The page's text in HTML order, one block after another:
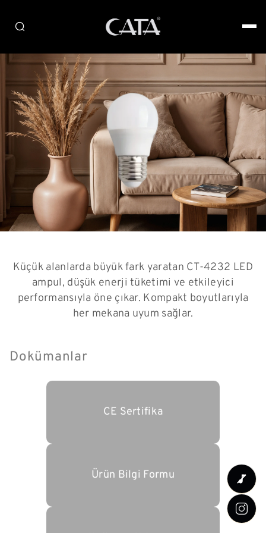
Küçük alanlarda büyük fark yaratan CT-4232 LED
ampul, düşük enerji tüketimi ve etkileyici
performansıyla öne çıkar. Kompakt boyutlarıyla
her mekana uyum sağlar.
Dokümanlar
CE Sertifika
Ürün Bilgi Formu